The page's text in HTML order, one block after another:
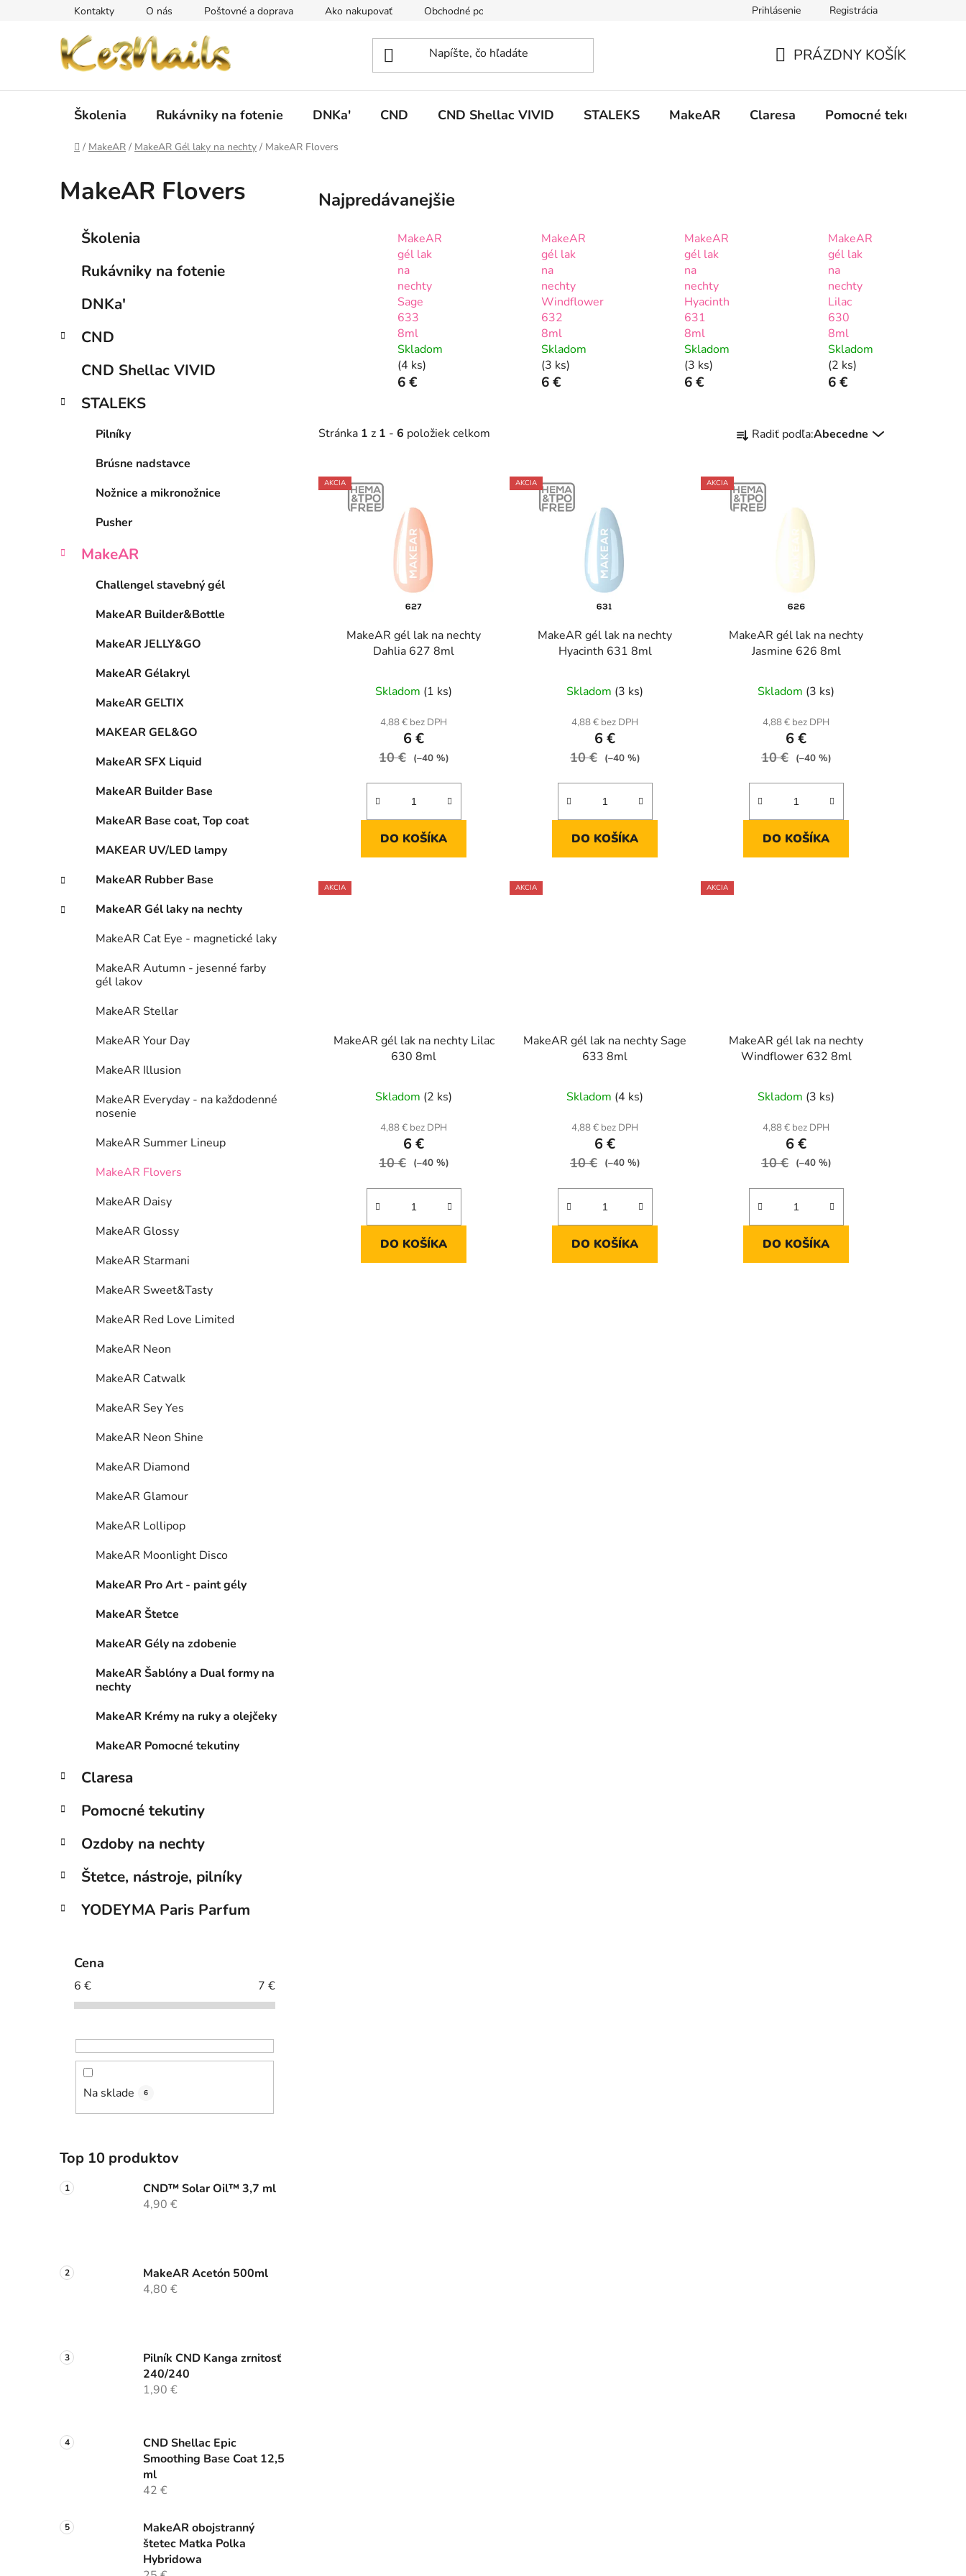
Kontakty O nás Poštovné a doprava Ako nakupovať Obchodné podmienky Formulár na odstúpenie od zmluvy
Prihlásenie Registrácia
KOŠÍK
PRÁZDNY KOŠÍK
Školenia Rukávniky na fotenie DNKa' CND CND Shellac VIVID STALEKS MakeAR Claresa Pomocné tekutiny
Domov
/ MakeAR / MakeAR Gél laky na nechty / MakeAR Flovers
MakeAR Flovers
a
l
Preskočiť
kategórie
i
Školenia
Rukávniky na fotenie
DNKa'
CND
CND Shellac VIVID
STALEKS
Pilníky
Brúsne nadstavce
Nožnice a mikronožnice
Pusher
MakeAR
Challengel stavebný gél
MakeAR Builder&Bottle
MakeAR JELLY&GO
MakeAR Gélakryl
MakeAR GELTIX
MAKEAR GEL&GO
MakeAR SFX Liquid
MakeAR Builder Base
MakeAR Base coat, Top coat
MAKEAR UV/LED lampy
MakeAR Rubber Base
MakeAR Gél laky na nechty
MakeAR Cat Eye - magnetické laky
MakeAR Autumn - jesenné farby
gél lakov
MakeAR Stellar
MakeAR Your Day
MakeAR Illusion
MakeAR Everyday - na každodenné
nosenie
MakeAR Summer Lineup
MakeAR Flovers
MakeAR Daisy
MakeAR Glossy
MakeAR Starmani
MakeAR Sweet&Tasty
MakeAR Red Love Limited
MakeAR Neon
MakeAR Catwalk
MakeAR Sey Yes
MakeAR Neon Shine
MakeAR Diamond
MakeAR Glamour
MakeAR Lollipop
MakeAR Moonlight Disco
MakeAR Pro Art - paint gély
MakeAR Štetce
MakeAR Gély na zdobenie
MakeAR Šablóny a Dual formy na
nechty
MakeAR Krémy na ruky a olejčeky
MakeAR Pomocné tekutiny
Claresa
Pomocné tekutiny
Ozdoby na nechty
Štetce, nástroje, pilníky
YODEYMA Paris Parfum
Cena
6 € 7 €
Na sklade 6
Top 10 produktov
CND™ Solar Oil™ 3,7 ml
4,90 €
MakeAR Acetón 500ml
4,80 €
Pilník CND Kanga zrnitosť
240/240
1,90 €
CND Shellac Epic
Smoothing Base Coat 12,5
ml
42 €
MakeAR obojstranný
štetec Matka Polka
Hybridowa
Najpredávanejšie
MakeAR
gél lak
na
nechty
Sage
633
8ml
Skladom
(4 ks)
6 €
MakeAR
gél lak
na
nechty
Windflower
632
8ml
Skladom
(3 ks)
6 €
MakeAR
gél lak
na
nechty
Hyacinth
631
8ml
Skladom
(3 ks)
6 €
MakeAR
gél lak
na
nechty
Lilac
630
8ml
Skladom
(2 ks)
6 €
Stránka 1 z 1 - 6 položiek celkom
a
e
n
i
u
k
Radiť podľa:Abecedne
V
ý
AKCIA
MakeAR gél lak na nechty
Dahlia 627 8ml
Skladom (1 ks)
4,88 € bez DPH
6 €
10 € (–40 %)
DO KOŠÍKA
AKCIA
MakeAR gél lak na nechty
Hyacinth 631 8ml
Skladom (3 ks)
4,88 € bez DPH
6 €
10 € (–40 %)
DO KOŠÍKA
AKCIA
MakeAR gél lak na nechty
Jasmine 626 8ml
Skladom (3 ks)
4,88 € bez DPH
6 €
10 € (–40 %)
DO KOŠÍKA
AKCIA
MakeAR gél lak na nechty Lilac
630 8ml
Skladom (2 ks)
4,88 € bez DPH
6 €
10 € (–40 %)
DO KOŠÍKA
AKCIA
MakeAR gél lak na nechty Sage
633 8ml
Skladom (4 ks)
4,88 € bez DPH
6 €
10 € (–40 %)
DO KOŠÍKA
AKCIA
MakeAR gél lak na nechty
Windflower 632 8ml
Skladom (3 ks)
4,88 € bez DPH
6 €
10 € (–40 %)
DO KOŠÍKA